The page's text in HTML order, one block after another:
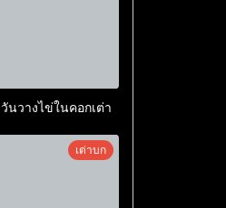
นวางไข่ในคอกเต่า
เต่าบก